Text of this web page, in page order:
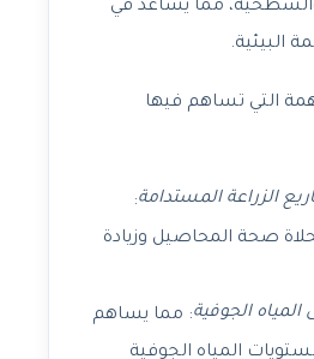
والسطحية، مما يساعد في
البيئية.
التي تساهم فيها
الزراعة المستدامة:
صحة المحاصيل وزيادة
المياه الجوفية: مما يساهم
المياه الجوفية